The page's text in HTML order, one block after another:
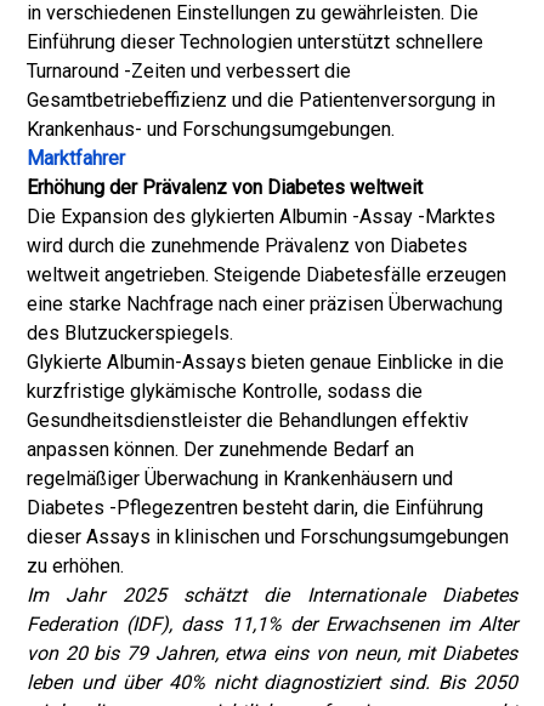
in verschiedenen Einstellungen zu gewährleisten. Die
Einführung dieser Technologien unterstützt schnellere
Turnaround -Zeiten und verbessert die
Gesamtbetriebeffizienz und die Patientenversorgung in
Krankenhaus- und Forschungsumgebungen.
Marktfahrer
Erhöhung der Prävalenz von Diabetes weltweit
Die Expansion des glykierten Albumin -Assay -Marktes
wird durch die zunehmende Prävalenz von Diabetes
weltweit angetrieben. Steigende Diabetesfälle erzeugen
eine starke Nachfrage nach einer präzisen Überwachung
des Blutzuckerspiegels.
Glykierte Albumin-Assays bieten genaue Einblicke in die
kurzfristige glykämische Kontrolle, sodass die
Gesundheitsdienstleister die Behandlungen effektiv
anpassen können. Der zunehmende Bedarf an
regelmäßiger Überwachung in Krankenhäusern und
Diabetes -Pflegezentren besteht darin, die Einführung
dieser Assays in klinischen und Forschungsumgebungen
zu erhöhen.
Im Jahr 2025 schätzt die Internationale Diabetes
Federation (IDF), dass 11,1% der Erwachsenen im Alter
von 20 bis 79 Jahren, etwa eins von neun, mit Diabetes
leben und über 40% nicht diagnostiziert sind. Bis 2050